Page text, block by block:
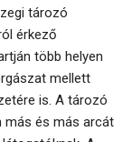
tározó
érkező
több helyen
mellett
is. A tározó
más és más arcát